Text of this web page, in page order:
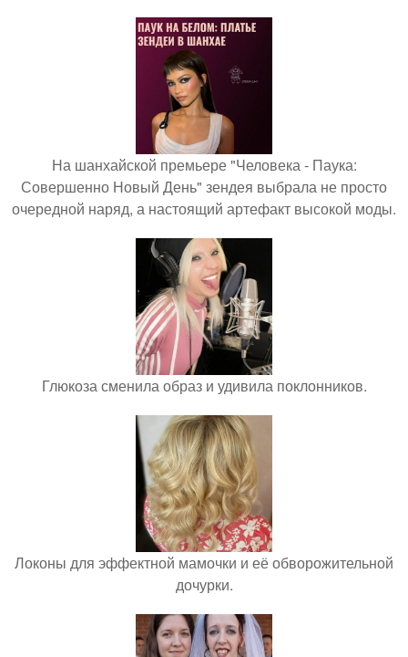
На шанхайской премьере "Человека - Паука:
Совершенно Новый День" зендея выбрала не просто
очередной наряд, а настоящий артефакт высокой моды.
Глюкоза сменила образ и удивила поклонников.
Локоны для эффектной мамочки и её обворожительной
дочурки.